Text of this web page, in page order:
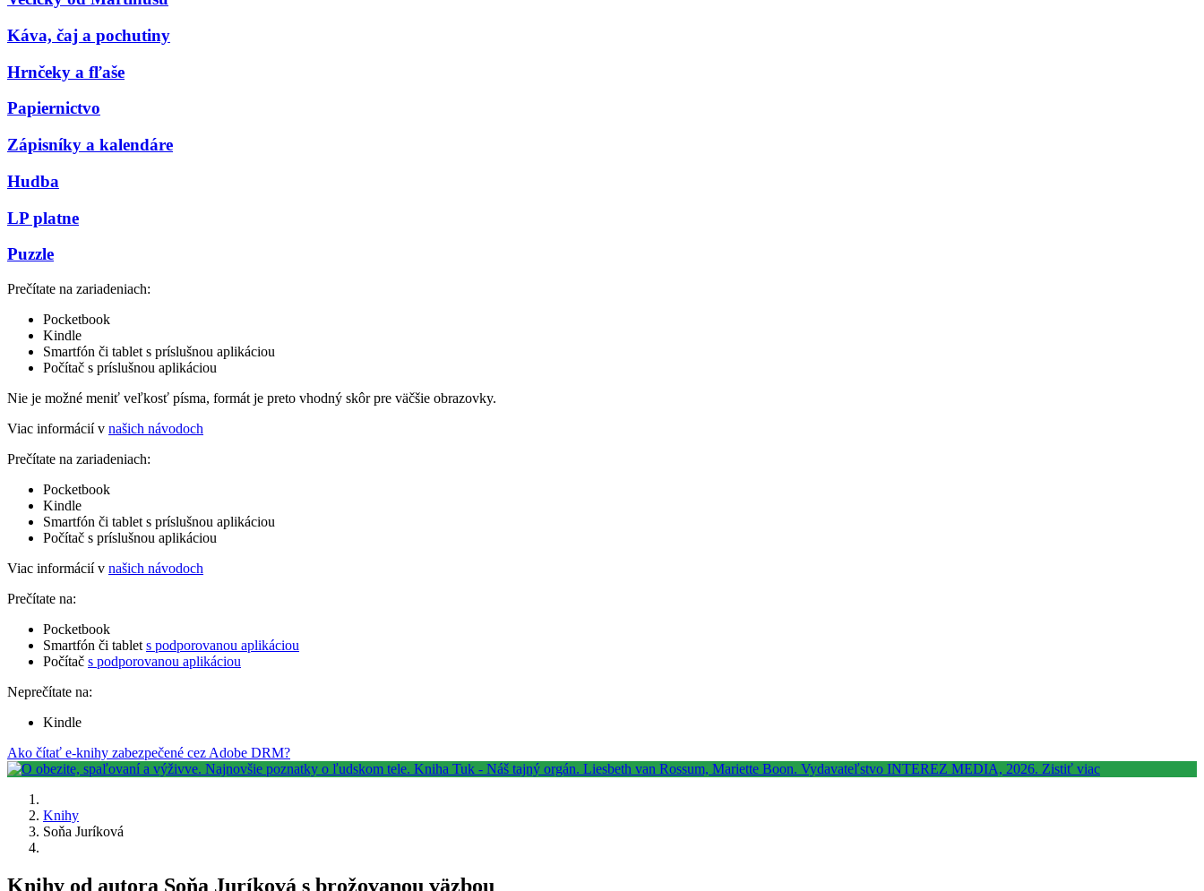
Káva, čaj a pochutiny
Hrnčeky a fľaše
Papiernictvo
Zápisníky a kalendáre
Hudba
LP platne
Puzzle
Prečítate na zariadeniach:
Pocketbook
Kindle
Smartfón či tablet s príslušnou aplikáciou
Počítač s príslušnou aplikáciou
Nie je možné meniť veľkosť písma, formát je preto vhodný skôr pre väčšie obrazovky.
Viac informácií v našich návodoch
Prečítate na zariadeniach:
Pocketbook
Kindle
Smartfón či tablet s príslušnou aplikáciou
Počítač s príslušnou aplikáciou
Viac informácií v našich návodoch
Prečítate na:
Pocketbook
Smartfón či tablet s podporovanou aplikáciou
Počítač s podporovanou aplikáciou
Neprečítate na:
Kindle
Ako čítať e-knihy zabezpečené cez Adobe DRM?
Knihy
Soňa Juríková
Knihy od autora Soňa Juríková s brožovanou väzbou